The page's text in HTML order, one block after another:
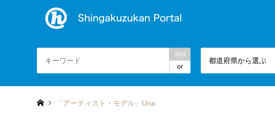
and
or
都道府県から選ぶ
「アーティスト・モデル」Una